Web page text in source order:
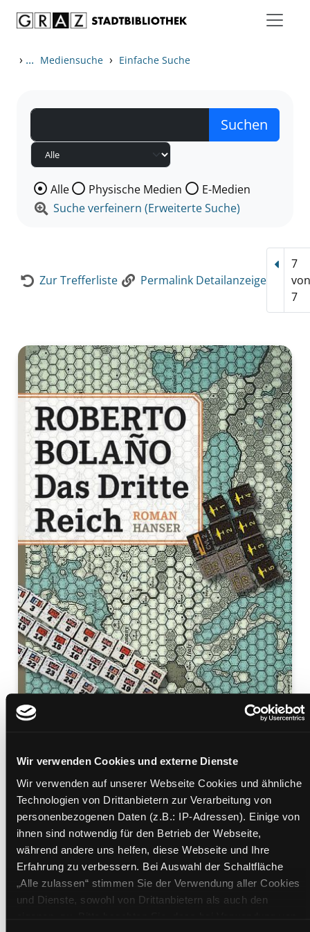
Wir verwenden Cookies und externe Dienste
Wir verwenden auf unserer Webseite Cookies und ähnliche
Technologien von Drittanbietern zur Verarbeitung von
personenbezogenen Daten (z.B.: IP-Adressen). Einige von
ihnen sind notwendig für den Betrieb der Webseite,
während andere uns helfen, diese Webseite und Ihre
Erfahrung zu verbessern. Bei Auswahl der Schaltfläche
„Alle zulassen“ stimmen Sie der Verwendung aller Cookies
und Dienste, sowohl von Drittanbietern als auch den
› ... Mediensuche › Einfache Suche
Wählen Sie die Medienart nach der Sie suchen wollen.
Alle Physische Medien
E-Medien
Suche verfeinern (Erweiterte Suche)
Zur Trefferliste Permalink Detailanzeige
7
7
Das dritte Reich
Mediengruppe:Belletristik
Verfasser:Suche nach diesem Verfasser
Bolaño, Roberto
Beschreibung ein-/ausblenden
Mehr Informationen ein-/ausblenden